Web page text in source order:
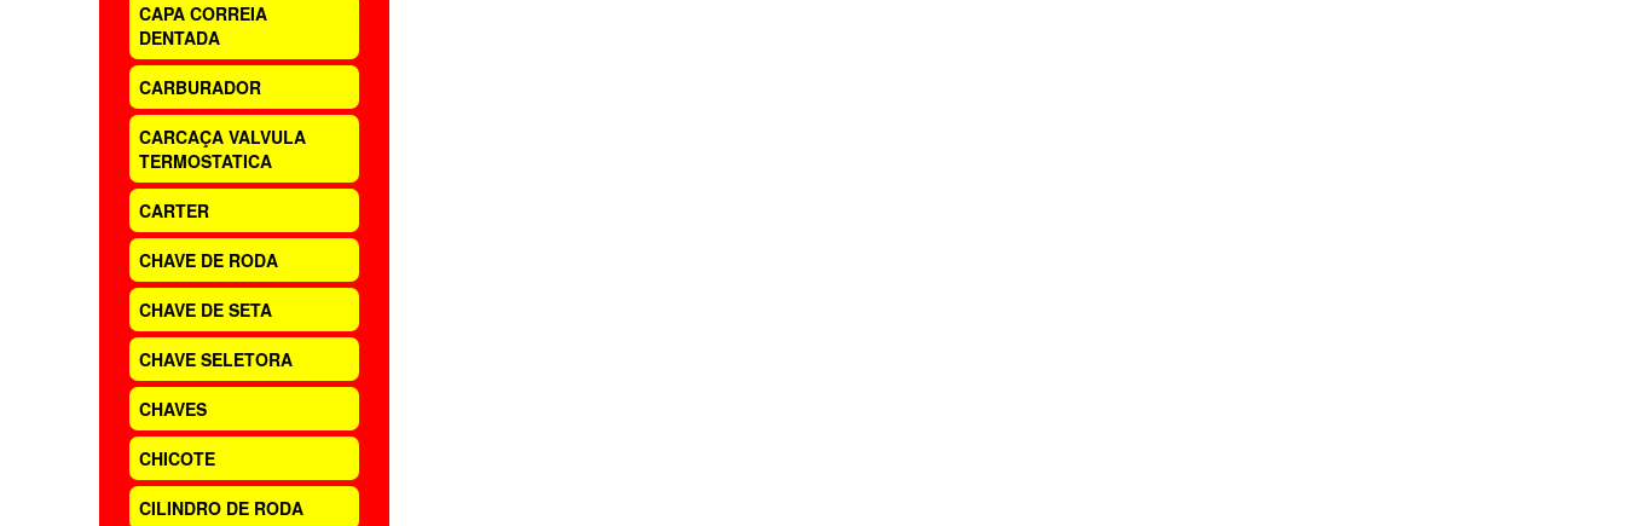
CAPA CORREIA
DENTADA
CARBURADOR
CARCAÇA VALVULA
TERMOSTATICA
CARTER
CHAVE DE RODA
CHAVE DE SETA
CHAVE SELETORA
CHAVES
CHICOTE
CILINDRO DE RODA